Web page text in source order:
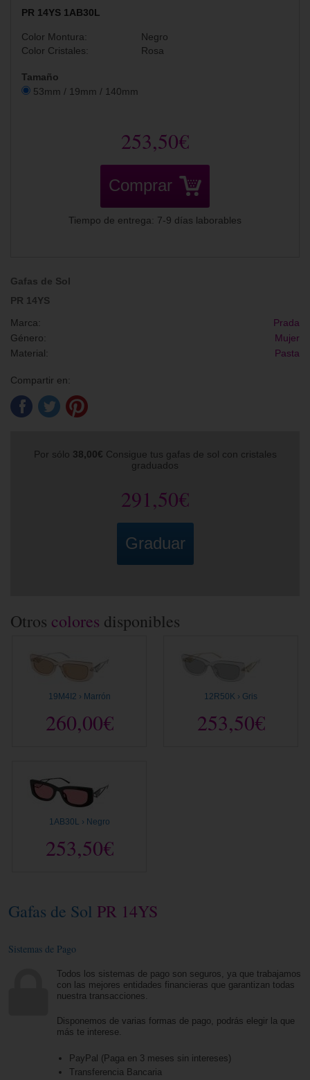
PR 14YS 1AB30L
Color Montura:
Negro
Color Cristales:
Rosa
Tamaño
53mm / 19mm / 140mm
253,50€
Comprar
Tiempo de entrega: 7-9 días laborables
Gafas de Sol
PR 14YS
Marca:
Prada
Género:
Mujer
Material:
Pasta
Compartir en:
Por sólo 38,00€ Consigue tus gafas de sol con cristales
graduados
291,50€
Graduar
Otros colores disponibles
19M4I2 › Marrón
260,00€
12R50K › Gris
253,50€
1AB30L › Negro
253,50€
Gafas de Sol PR 14YS
Sistemas de Pago
Todos los sistemas de pago son seguros, ya que trabajamos
con las mejores entidades financieras que garantizan todas
nuestra transacciones.
Disponemos de varias formas de pago, podrás elegir la que
más te interese.
PayPal (Paga en 3 meses sin intereses)
Transferencia Bancaria